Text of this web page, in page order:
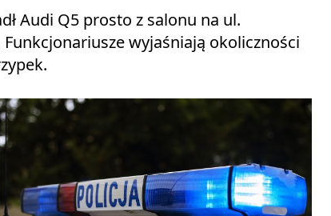
Audi Q5 prosto z salonu na ul.
Funkcjonariusze wyjaśniają okoliczności